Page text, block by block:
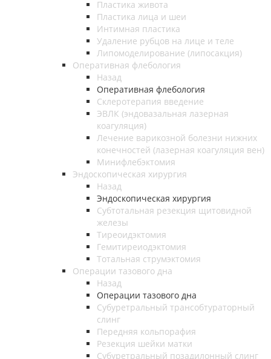
Пластика живота
Пластика лица и шеи
Интимная пластика
Удаление рубцов на лице и теле
Липомоделирование (липосакция)
Оперативная флебология
Назад
Оперативная флебология
Склеротерапия введение
ЭВЛК (эндовазальная лазерная
коагуляция)
Лечение варикозной болезни нижних
конечностей (лазерная коагуляция вен)
Минифлебэктомия
Эндоскопическая хирургия
Назад
Эндоскопическая хирургия
Субтотальная резекция щитовидной
железы
Тиреоидэктомия
Гемитиреиодэктомия
Тотальная струмэктомия
Операции тазового дна
Назад
Операции тазового дна
Субуретральный трансобтураторный
слинг
Передняя кольпорафия
Резекция шейки матки
Субуретральный позадилонный слинг